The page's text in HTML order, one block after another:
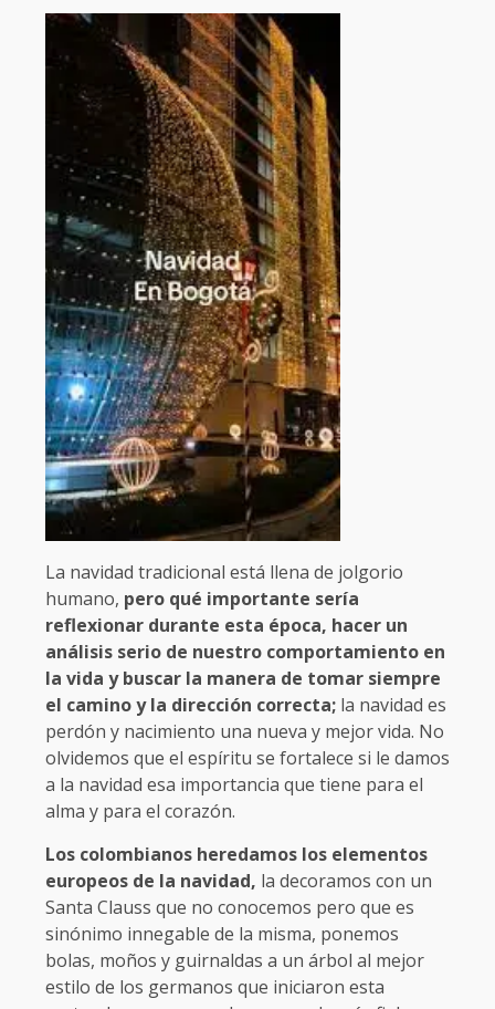
La navidad tradicional está llena de jolgorio
humano, pero qué importante sería
reflexionar durante esta época, hacer un
análisis serio de nuestro comportamiento en
la vida y buscar la manera de tomar siempre
el camino y la dirección correcta; la navidad es
perdón y nacimiento una nueva y mejor vida. No
olvidemos que el espíritu se fortalece si le damos
a la navidad esa importancia que tiene para el
alma y para el corazón.
Los colombianos heredamos los elementos
europeos de la navidad, la decoramos con un
Santa Clauss que no conocemos pero que es
sinónimo innegable de la misma, ponemos
bolas, moños y guirnaldas a un árbol al mejor
estilo de los germanos que iniciaron esta